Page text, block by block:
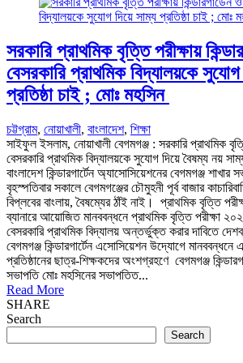
সরকারি প্রাথমিক বৃত্তি পরীক্ষায়
বেসরকারি প্রাথমিক বিদ্যালয়কে সুযোগ
প্রতিষ্ঠা চাই ; মোঃ মহসিন
চট্টগ্রাম, নোয়াখালী, বাংলাদেশ, শিক্ষা
সাইফুল ইসলাম, নোয়াখালী বেগমগঞ্জ : সরকারি প্রাথমিক
বেসরকারি প্রাথমিক বিদ্যালয়কে সুযোগ দিয়ে বৈষম্য নয়
বাংলাদেশ কিন্ডারগার্টেন অ্যাসোসিয়েশনের বেগমগঞ্জ
বৃহস্পতিবার সকালে বেগমগঞ্জের চৌমুহনী পূর্ব বাজার
বিপ্লবের বাংলায়, বৈষম্যের ঠাঁই নাই। প্রাথমিক বৃত্তি
ব্যানারে আয়োজিত মানববন্ধনে প্রাথমিক বৃত্তি পরীক্ষা
বেসরকারি প্রাথমিক বিদ্যালয় অন্তর্ভুক্ত করার দাবিতে
বেগমগঞ্জ কিন্ডারগার্টেন এসোসিয়েশন উদ্যোগে
প্রতিষ্ঠানের ছাত্র-শিক্ষকদের অংশগ্রহণে বেগমগঞ্জ
সভাপতি মোঃ মহসিনের সভাপতিত...
Read More
SHARE
Search
Search